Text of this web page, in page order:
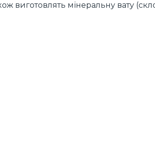
виготовлять мінеральну вату